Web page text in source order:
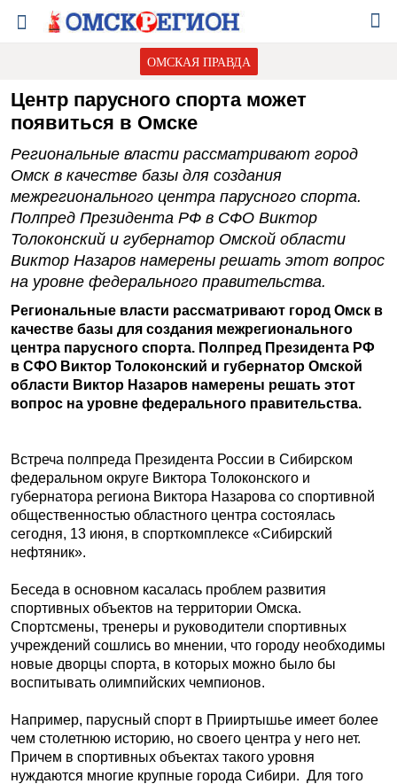
ОМСКАЯ ПРАВДА
Центр парусного спорта может
появиться в Омске
Региональные власти рассматривают город
Омск в качестве базы для создания
межрегионального центра парусного спорта.
Полпред Президента РФ в СФО Виктор
Толоконский и губернатор Омской области
Виктор Назаров намерены решать этот вопрос
на уровне федерального правительства.
Региональные власти рассматривают город Омск в
качестве базы для создания межрегионального
центра парусного спорта. Полпред Президента РФ
в СФО Виктор Толоконский и губернатор Омской
области Виктор Назаров намерены решать этот
вопрос на уровне федерального правительства.
Встреча полпреда Президента России в Сибирском
федеральном округе Виктора Толоконского и
губернатора региона Виктора Назарова со спортивной
общественностью областного центра состоялась
сегодня, 13 июня, в спорткомплексе «Сибирский
нефтяник».
Беседа в основном касалась проблем развития
спортивных объектов на территории Омска.
Спортсмены, тренеры и руководители спортивных
учреждений сошлись во мнении, что городу необходимы
новые дворцы спорта, в которых можно было бы
воспитывать олимпийских чемпионов.
Например, парусный спорт в Прииртышье имеет более
чем столетнюю историю, но своего центра у него нет.
Причем в спортивных объектах такого уровня
нуждаются многие крупные города Сибири. Для того